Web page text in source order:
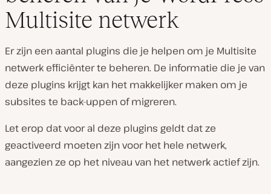
Multisite netwerk
Er zijn een aantal plugins die je helpen om je Multisite
netwerk efficiënter te beheren. De informatie die je van
deze plugins krijgt kan het makkelijker maken om je
subsites te back-uppen of migreren.
Let erop dat voor al deze plugins geldt dat ze
geactiveerd moeten zijn voor het hele netwerk,
aangezien ze op het niveau van het netwerk actief zijn.